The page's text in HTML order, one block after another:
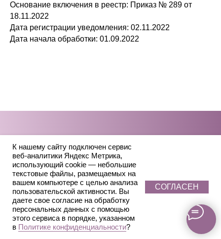
К нашему сайту подключен сервис
веб-аналитики Яндекс Метрика,
использующий cookie — небольшие
текстовые файлы, размещаемых на
вашем компьютере с целью анализа
пользовательской активности. Вы
даете свое согласие на обработку
персональных данных с помощью
этого сервиса в порядке, указанном
в Политике конфиденциальности?
СОГЛАСЕН
Основание включения в реестр: Приказ № 289 от
18.11.2022
Дата регистрации уведомления: 02.11.2022
Дата начала обработки: 01.09.2022